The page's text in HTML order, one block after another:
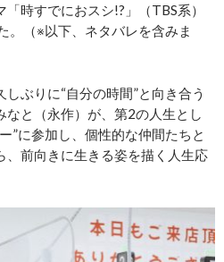
時すでにおスシ!?」（TBS系）
。（※以下、ネタバレを含みま
ぶりに“自分の時間”と向き合う
なと（永作）が、第2の人生とし
”に参加し、個性的な仲間たちと
、前向きに生きる姿を描く人生応